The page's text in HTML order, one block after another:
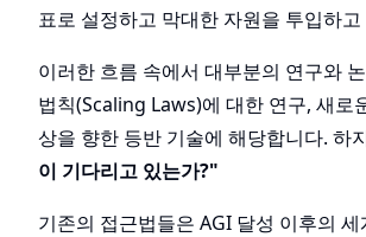
표로 설정하고 막대한 자원을 투입하
이러한 흐름 속에서 대부분의 연구와
법칙(Scaling Laws)에 대한 연구, 새로
상을 향한 등반 기술에 해당합니다.
이 기다리고 있는가?"
기존의 접근법들은 AGI 달성 이후의